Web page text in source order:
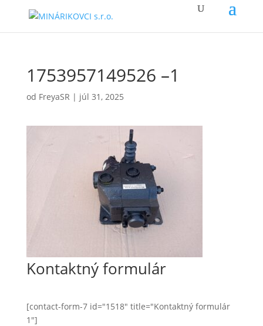
1753957149526 –1
od FreyaSR | júl 31, 2025
Kontaktný formulár
[contact-form-7 id="1518" title="Kontaktný formulár
1"]